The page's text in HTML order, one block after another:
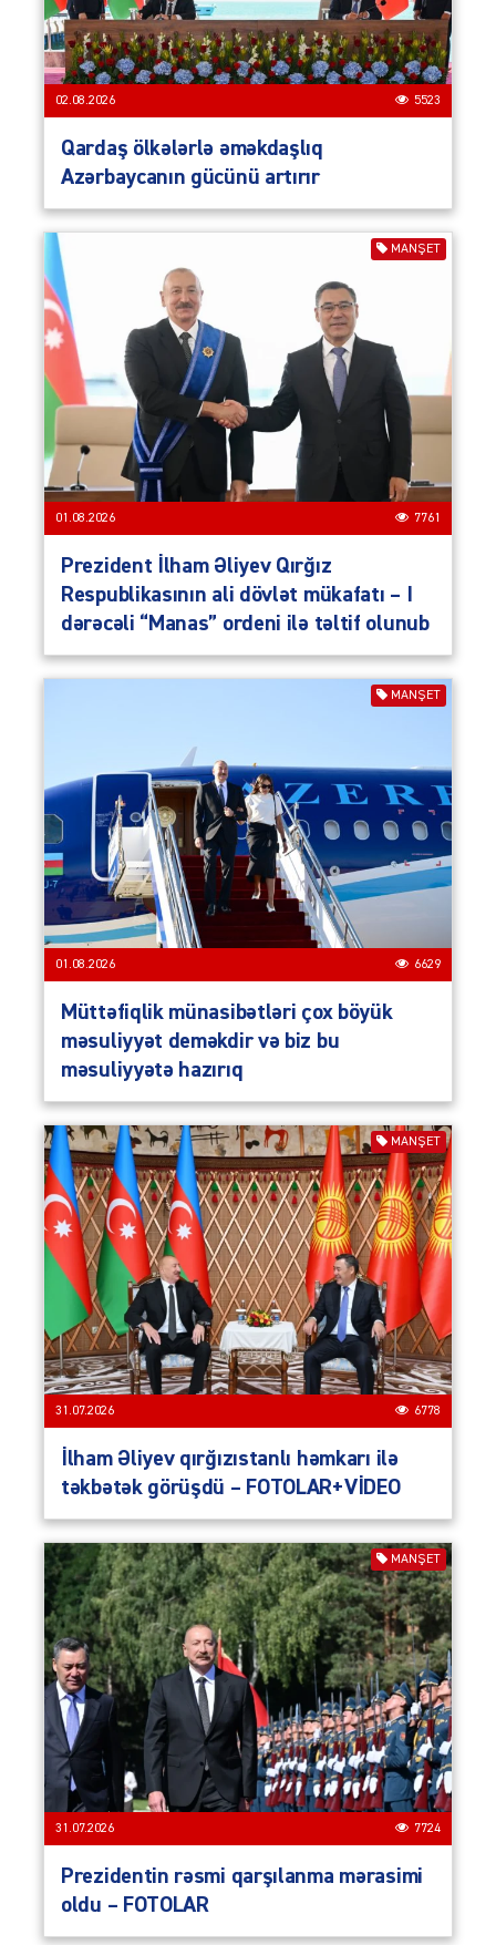
02.08.2026 5523
Qardaş ölkələrlə əməkdaşlıq
Azərbaycanın gücünü artırır
MANŞET
01.08.2026 7761
Prezident İlham Əliyev Qırğız
Respublikasının ali dövlət mükafatı – I
dərəcəli “Manas” ordeni ilə təltif olunub
MANŞET
01.08.2026 6629
Müttəfiqlik münasibətləri çox böyük
məsuliyyət deməkdir və biz bu
məsuliyyətə hazırıq
MANŞET
31.07.2026 6778
İlham Əliyev qırğızıstanlı həmkarı ilə
təkbətək görüşdü – FOTOLAR+VİDEO
MANŞET
31.07.2026 7724
Prezidentin rəsmi qarşılanma mərasimi
oldu – FOTOLAR